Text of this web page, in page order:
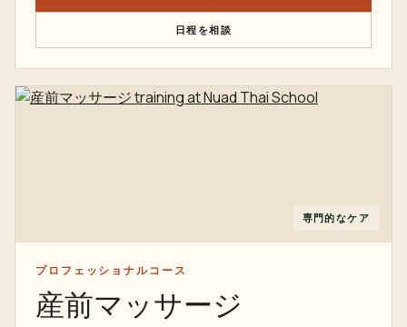
日程を相談
専門的なケア
プロフェッショナルコース
産前マッサージ